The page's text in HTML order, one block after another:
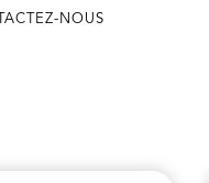
NOUS